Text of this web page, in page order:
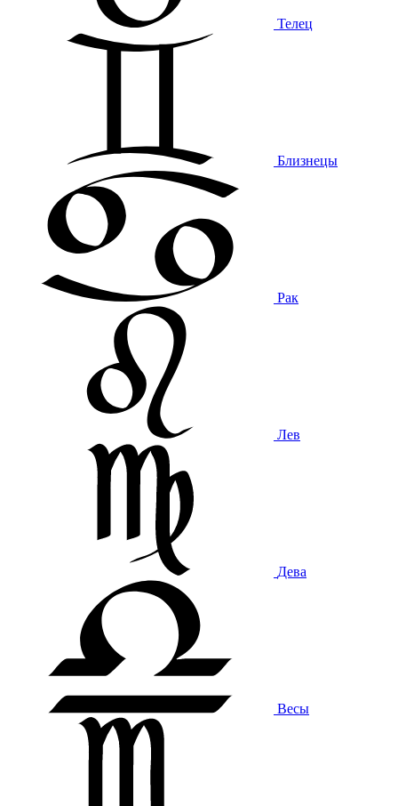
Телец
Близнецы
Рак
Лев
Дева
Весы